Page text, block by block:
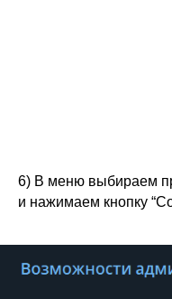
6) В меню выбираем
и нажимаем кнопку